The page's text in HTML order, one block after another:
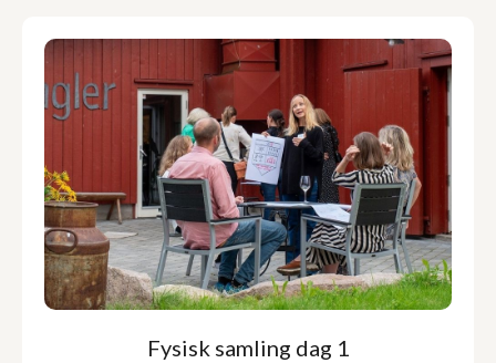
Fysisk samling dag 1